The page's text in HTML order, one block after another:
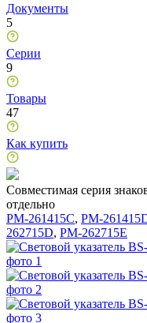
Документы
5
Серии
9
Товары
47
Как купить
Совместимая серия
отдельно
PM-261415C, PM-
262715D, PM-262715E